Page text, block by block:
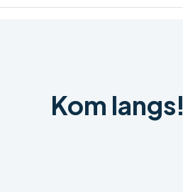
Kom langs!